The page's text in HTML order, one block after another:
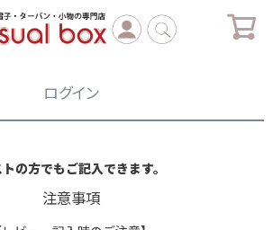
ログイン
の方でもご記入できます。
注意事項